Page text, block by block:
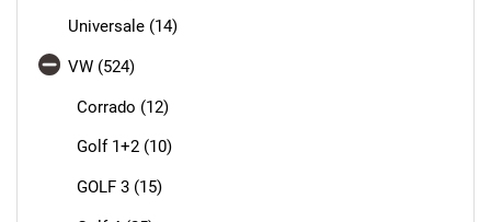
Universale (14)
VW (524)
Corrado (12)
Golf 1+2 (10)
GOLF 3 (15)